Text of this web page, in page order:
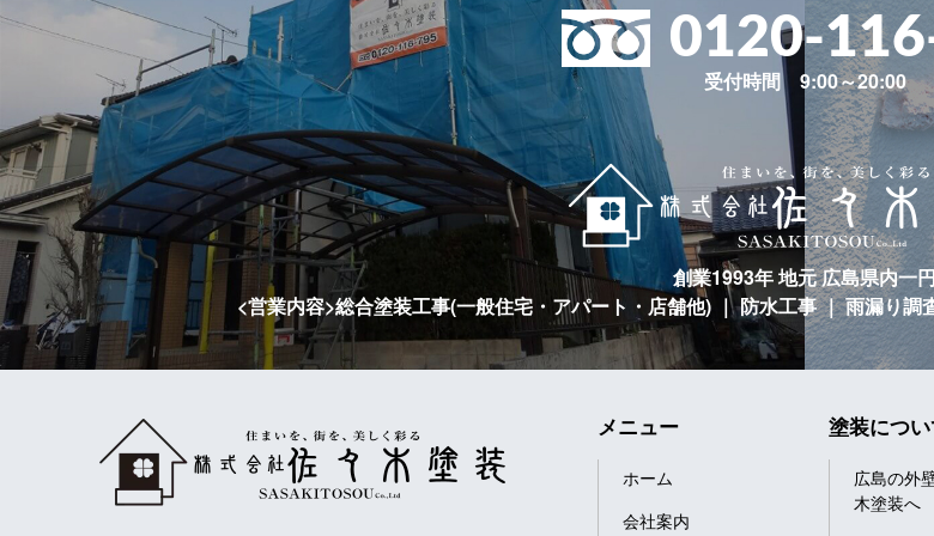
0120-
受付時間 9:00～20:00
創業1993年 地元 広島県内一円
<営業内容>総合塗装工事(一般住宅・アパート・店舗他) ｜ 防水工事 ｜ 雨漏り
メニュー
ホーム
会社案内
塗装につ
広島の外
木塗装へ